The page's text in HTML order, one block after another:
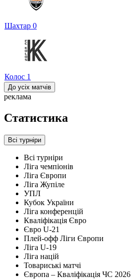
Шахтар 0
Колос 1
До усіх матчів
реклама
Статистика
Всі турніри
Всі турніри
Ліга чемпіонів
Ліга Європи
Ліга Жупіле
УПЛ
Кубок України
Ліга конференцій
Кваліфікація Євро
Євро U-21
Плей-офф Ліги Європи
Ліга U-19
Ліга націй
Товариські матчі
Європа – Кваліфікація ЧС 2026